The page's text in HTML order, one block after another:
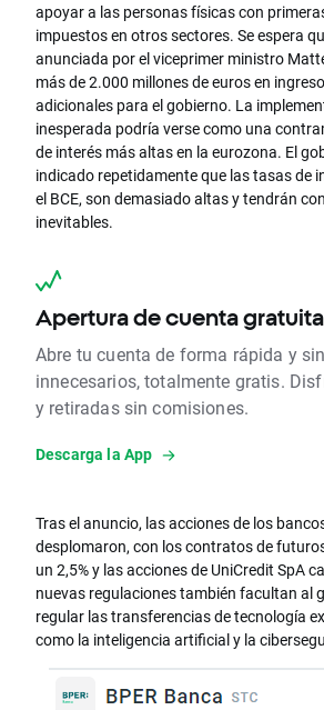
apoyar a las personas físicas con
impuestos en otros sectores. Se espera
anunciada por el viceprimer ministro
más de 2.000 millones de euros en
adicionales para el gobierno. La
inesperada podría verse como una
de interés más altas en la eurozona. El
indicado repetidamente que las tasas de
el BCE, son demasiado altas y tendrán
inevitables.
Apertura de cuenta gratuita
Abre tu cuenta de forma rápida y
innecesarios, totalmente gratis.
y retiradas sin comisiones.
Descarga la App
Tras el anuncio, las acciones de los
desplomaron, con los contratos de
un 2,5% y las acciones de UniCredit SpA
nuevas regulaciones también facultan al
regular las transferencias de tecnología
como la inteligencia artificial y la